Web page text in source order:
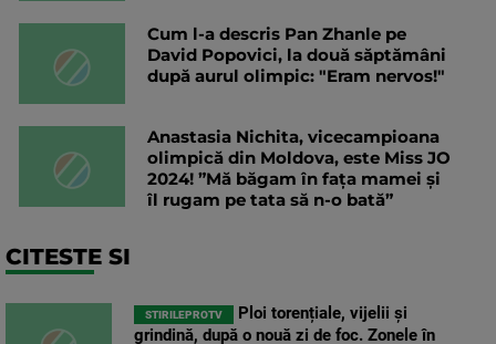
Cum l-a descris Pan Zhanle pe
David Popovici, la două săptămâni
după aurul olimpic: "Eram nervos!"
Anastasia Nichita, vicecampioana
olimpică din Moldova, este Miss JO
2024! ”Mă băgam în faţa mamei şi
îl rugam pe tata să n-o bată”
CITESTE SI
STIRILEPROTV
Ploi torențiale, vijelii și
grindină, după o nouă zi de foc. Zonele în